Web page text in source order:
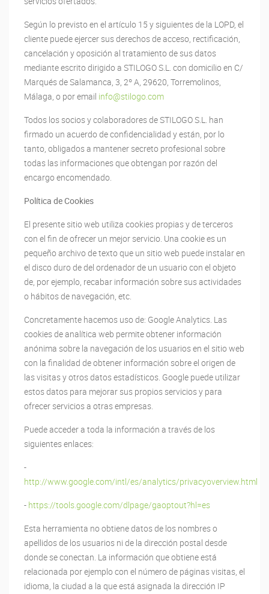
Según lo previsto en el artículo 15 y siguientes de la LOPD, el
cliente puede ejercer sus derechos de acceso, rectificación,
cancelación y oposición al tratamiento de sus datos
mediante escrito dirigido a STILOGO S.L. con domicilio en C/
Marqués de Salamanca, 3, 2º A, 29620, Torremolinos,
Málaga, o por email info@stilogo.com
Todos los socios y colaboradores de STILOGO S.L. han
firmado un acuerdo de confidencialidad y están, por lo
tanto, obligados a mantener secreto profesional sobre
todas las informaciones que obtengan por razón del
encargo encomendado.
Política de Cookies
El presente sitio web utiliza cookies propias y de terceros
con el fin de ofrecer un mejor servicio. Una cookie es un
pequeño archivo de texto que un sitio web puede instalar en
el disco duro de del ordenador de un usuario con el objeto
de, por ejemplo, recabar información sobre sus actividades
o hábitos de navegación, etc.
Concretamente hacemos uso de: Google Analytics. Las
cookies de analítica web permite obtener información
anónima sobre la navegación de los usuarios en el sitio web
con la finalidad de obtener información sobre el origen de
las visitas y otros datos estadísticos. Google puede utilizar
estos datos para mejorar sus propios servicios y para
ofrecer servicios a otras empresas.
Puede acceder a toda la información a través de los
siguientes enlaces:
-
http://www.google.com/intl/es/analytics/privacyoverview.html
- https://tools.google.com/dlpage/gaoptout?hl=es
Esta herramienta no obtiene datos de los nombres o
apellidos de los usuarios ni de la dirección postal desde
donde se conectan. La información que obtiene está
relacionada por ejemplo con el número de páginas visitas, el
idioma, la ciudad a la que está asignada la dirección IP